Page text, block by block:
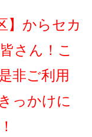
】 からセカ
さん！こ
非ご利用
っかけに